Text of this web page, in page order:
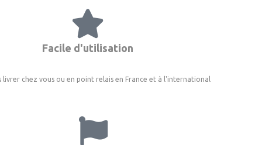
Facile d'utilisation
livrer chez vous ou en point relais en France et à l'international